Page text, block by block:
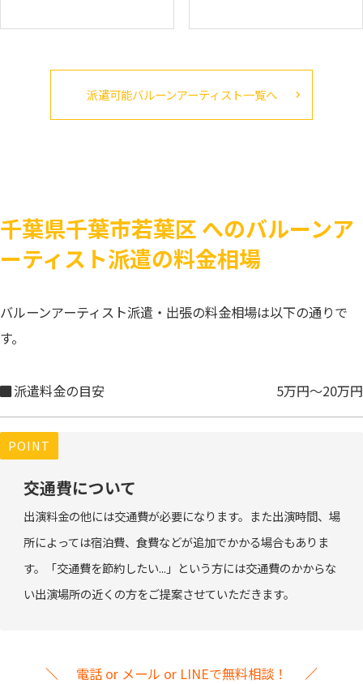
派遣可能バルーンアーティスト一覧へ
千葉県千葉市若葉区 へのバルーンア
ーティスト派遣の料金相場
バルーンアーティスト派遣・出張の料金相場は以下の通りで
す。
派遣料金の目安 5万円～20万円
POINT
交通費について
出演料金の他には交通費が必要になります。また出演時間、場
所によっては宿泊費、食費などが追加でかかる場合もありま
す。「交通費を節約したい...」という方には交通費のかからな
い出演場所の近くの方をご提案させていただきます。
電話 or メール or LINEで無料相談！